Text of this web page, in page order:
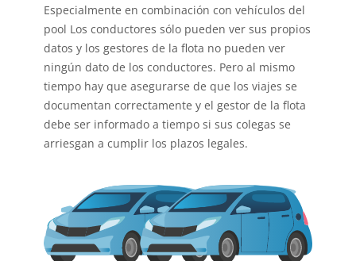
Especialmente en combinación con vehículos del
pool Los conductores sólo pueden ver sus propios
datos y los gestores de la flota no pueden ver
ningún dato de los conductores. Pero al mismo
tiempo hay que asegurarse de que los viajes se
documentan correctamente y el gestor de la flota
debe ser informado a tiempo si sus colegas se
arriesgan a cumplir los plazos legales.